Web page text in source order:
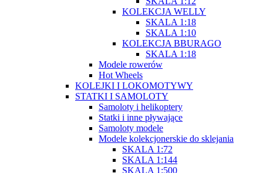
KOLEKCJA WELLY
SKALA 1:18
SKALA 1:10
KOLEKCJA BBURAGO
SKALA 1:18
Modele rowerów
Hot Wheels
KOLEJKI I LOKOMOTYWY
STATKI I SAMOLOTY
Samoloty i helikoptery
Statki i inne pływające
Samoloty modele
Modele kolekcjonerskie do sklejania
SKALA 1:72
SKALA 1:144
SKALA 1:500